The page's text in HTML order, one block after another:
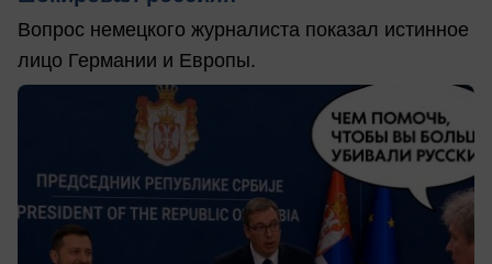
Вопрос немецкого журналиста показал истинное
лицо Германии и Европы.